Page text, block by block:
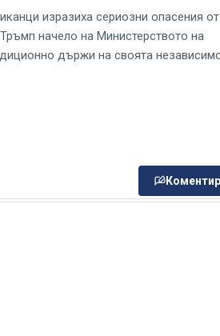
изразиха сериозни опасения от
начело на Министерството на
държи на своята